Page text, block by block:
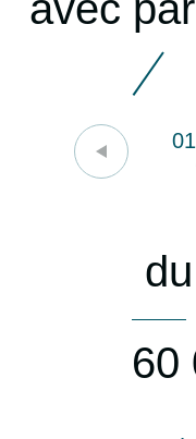
01
60